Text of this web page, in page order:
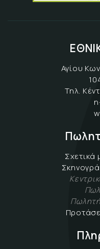
Αγίου
Τηλ.
Σχετικά